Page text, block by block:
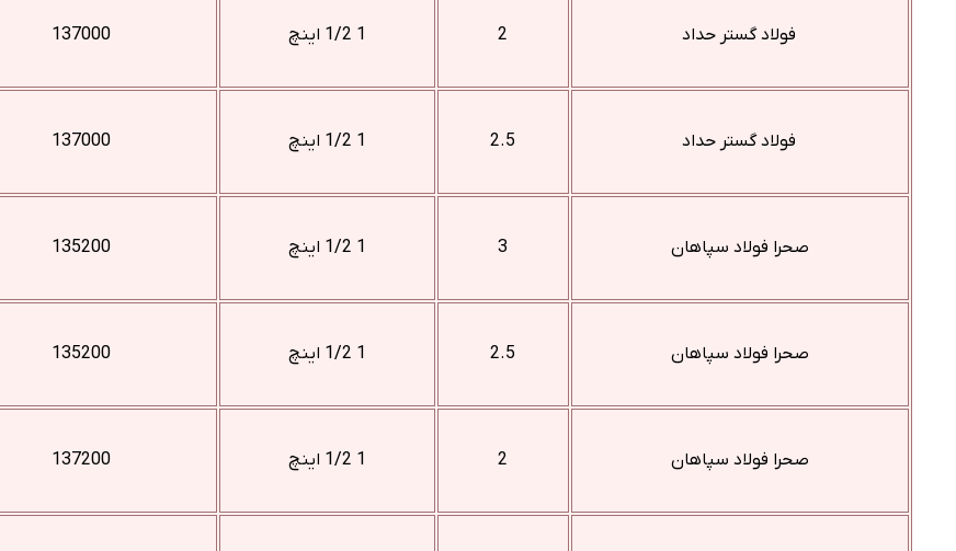
فولاد گستر حداد 2 1 1/2 اینچ 137000
فولاد گستر حداد 2.5 1 1/2 اینچ 137000
صحرا فولاد سپاهان 3 1 1/2 اینچ 135200
صحرا فولاد سپاهان 2.5 1 1/2 اینچ 135200
صحرا فولاد سپاهان 2 1 1/2 اینچ 137200